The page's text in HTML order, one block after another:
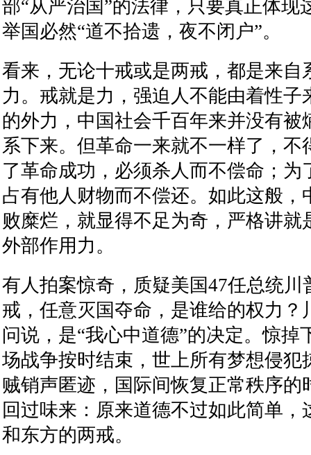
部“从严治国”的法律，只要真正体现
举国必然“道不拾遗，夜不闭户”。
看来，无论十戒或是两戒，都是来自
力。戒就是力，强迫人不能由着性子
的外力，中国社会千百年来并没有被
系下来。但革命一来就不一样了，不
了革命成功，必须杀人而不偿命；为
占有他人财物而不偿还。如此这般，
败糜烂，就显得不足为奇，严格讲就
外部作用力。
有人拍案惊奇，质疑美国47任总统川
戒，任意灭国夺命，是谁给的权力？
问说，是“我心中道德”的决定。惊掉
场战争按时结束，世上所有梦想侵犯
贼销声匿迹，国际间恢复正常秩序的
回过味来：原来道德不过如此简单，
和东方的两戒。